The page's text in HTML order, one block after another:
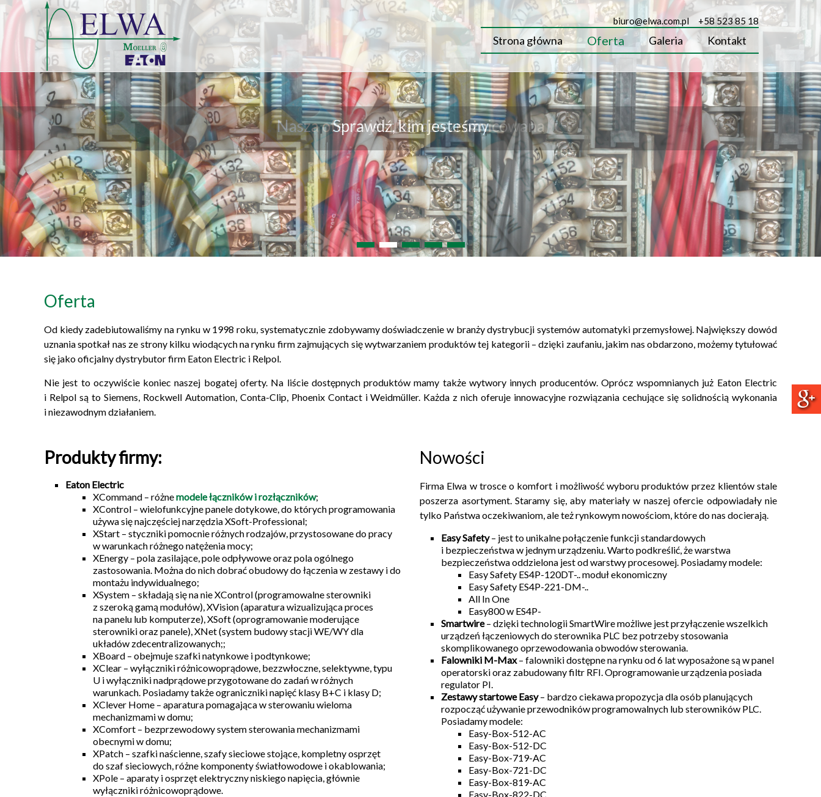
+58 523 85 18
biuro@elwa.com.pl
Strona główna Oferta Galeria Kontakt
Nasza oferta jest bardzo zróżnicowana
1 2 3 4 5
Oferta
Od kiedy zadebiutowaliśmy na rynku w 1998 roku, systematycznie zdobywamy doświadczenie w branży dystrybucji systemów automatyki przemysłowej. Największy dowód
uznania spotkał nas ze strony kilku wiodących na rynku firm zajmujących się wytwarzaniem produktów tej kategorii – dzięki zaufaniu, jakim nas obdarzono, możemy tytułować
się jako oficjalny dystrybutor firm Eaton Electric i Relpol.
Nie jest to oczywiście koniec naszej bogatej oferty. Na liście dostępnych produktów mamy także wytwory innych producentów. Oprócz wspomnianych już Eaton Electric
i Relpol są to Siemens, Rockwell Automation, Conta-Clip, Phoenix Contact i Weidmüller. Każda z nich oferuje innowacyjne rozwiązania cechujące się solidnością wykonania
i niezawodnym działaniem.
Produkty firmy:
Eaton Electric
XCommand – różnemodele łączników i rozłączników;
XControl – wielofunkcyjne panele dotykowe, do których programowania
używa się najczęściej narzędzia XSoft-Professional;
XStart – styczniki pomocnie różnych rodzajów, przystosowane do pracy
w warunkach różnego natężenia mocy;
XEnergy – pola zasilające, pole odpływowe oraz pola ogólnego
zastosowania. Można do nich dobrać obudowy do łączenia w zestawy i do
montażu indywidualnego;
XSystem – składają się na nie XControl (programowalne sterowniki
z szeroką gamą modułów), XVision (aparatura wizualizująca proces
na panelu lub komputerze), XSoft (oprogramowanie moderujące
sterowniki oraz panele), XNet (system budowy stacji WE/WY dla
układów zdecentralizowanych;;
XBoard – obejmuje szafki natynkowe i podtynkowe;
XClear – wyłączniki różnicowoprądowe, bezzwłoczne, selektywne, typu
U i wyłączniki nadprądowe przygotowane do zadań w różnych
warunkach. Posiadamy także ograniczniki napięć klasy B+C i klasy D;
XClever Home – aparatura pomagająca w sterowaniu wieloma
mechanizmami w domu;
XComfort – bezprzewodowy system sterowania mechanizmami
obecnymi w domu;
XPatch – szafki naścienne, szafy sieciowe stojące, kompletny osprzęt
do szaf sieciowych, różne komponenty światłowodowe i okablowania;
XPole – aparaty i osprzęt elektryczny niskiego napięcia, głównie
wyłączniki różnicowoprądowe.
Nowości
Firma Elwa w trosce o komfort i możliwość wyboru produktów przez klientów stale
poszerza asortyment. Staramy się, aby materiały w naszej ofercie odpowiadały nie
tylko Państwa oczekiwaniom, ale też rynkowym nowościom, które do nas docierają.
Easy Safety– jest to unikalne połączenie funkcji standardowych
i bezpieczeństwa w jednym urządzeniu. Warto podkreślić, że warstwa
bezpieczeństwa oddzielona jest od warstwy procesowej. Posiadamy modele:
Easy Safety ES4P-120DT-.. moduł ekonomiczny
Easy Safety ES4P-221-DM-..
All In One
Easy800 w ES4P-
Smartwire– dzięki technologii SmartWire możliwe jest przyłączenie wszelkich
urządzeń łączeniowych do sterownika PLC bez potrzeby stosowania
skomplikowanego oprzewodowania obwodów sterowania.
Falowniki M-Max– falowniki dostępne na rynku od 6 lat wyposażone są w panel
operatorski oraz zabudowany filtr RFI. Oprogramowanie urządzenia posiada
regulator PI.
Zestawy startowe Easy– bardzo ciekawa propozycja dla osób planujących
rozpocząć używanie przewodników programowalnych lub sterowników PLC.
Posiadamy modele:
Easy-Box-512-AC
Easy-Box-512-DC
Easy-Box-719-AC
Easy-Box-721-DC
Easy-Box-819-AC
Easy-Box-822-DC